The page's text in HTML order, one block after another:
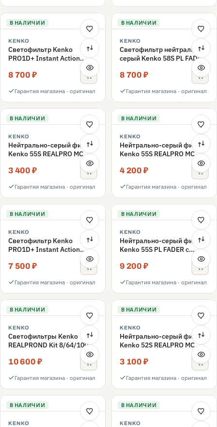
В НАЛИЧИИ
KENKO
Светофильтр Kenko
PRO1D+ Instant Action
Variable NDX3-450+C-PL
переменной плотности
8 700 ₽
Гарантия магазина · оригинал
В НАЛИЧИИ
KENKO
Светофильтр нейтрально-
серый Kenko 58S PL FADER
с переменной плотностью
ND3-ND400 58mm
8 700 ₽
Гарантия магазина · оригинал
В НАЛИЧИИ
KENKO
Нейтрально-серый фильтр
Kenko 55S REALPRO MC
3 400 ₽
Гарантия магазина · оригинал
В НАЛИЧИИ
KENKO
Нейтрально-серый фильтр
Kenko 55S REALPRO MC
4 200 ₽
Гарантия магазина · оригинал
В НАЛИЧИИ
KENKO
Светофильтр Kenko
PRO1D+ Instant Action
Variable NDX3-450+C-PLS
переменной плотности
7 500 ₽
Гарантия магазина · оригинал
В НАЛИЧИИ
KENKO
Нейтрально-серый фильтр
Kenko 55S PL FADER с
переменной плотностью
ND3-ND400 55mm
9 200 ₽
Гарантия магазина · оригинал
В НАЛИЧИИ
KENKO
Светофильтры Kenko
REALPROND Kit 8/64/1000
10 600 ₽
Гарантия магазина · оригинал
В НАЛИЧИИ
KENKO
Нейтрально-серый фильтр
Kenko 52S REALPRO MC
3 100 ₽
Гарантия магазина · оригинал
В НАЛИЧИИ
KENKO
В НАЛИЧИИ
KENKO